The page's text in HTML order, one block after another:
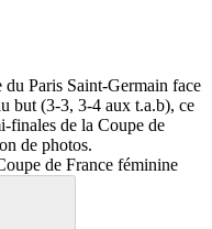
Paris Saint-Germain face
but (3-3, 3-4 aux t.a.b), ce
finales de la Coupe de
de photos.
de France féminine